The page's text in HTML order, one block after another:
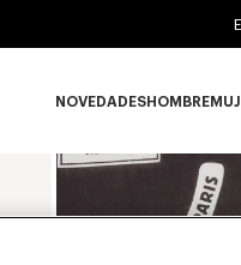
NOVEDADES
Novedades
HOMBRE